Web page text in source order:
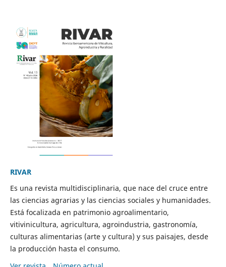
RIVAR
Es una revista multidisciplinaria, que nace del cruce entre
las ciencias agrarias y las ciencias sociales y humanidades.
Está focalizada en patrimonio agroalimentario,
vitivinicultura, agricultura, agroindustria, gastronomía,
culturas alimentarias (arte y cultura) y sus paisajes, desde
la producción hasta el consumo.